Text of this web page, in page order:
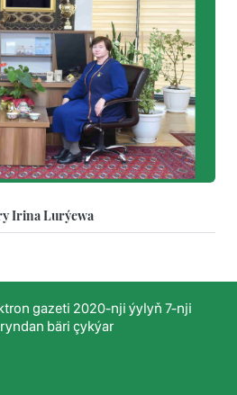
Irina Lurýewa
gazeti 2020-nji ýylyň 7-nji
bäri çykýar